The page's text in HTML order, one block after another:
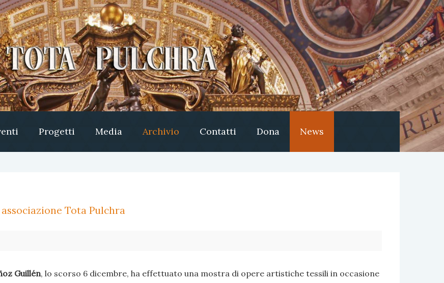
Progetti Media Archivio Contatti Dona News
Tota Pulchra
Guillén, lo scorso 6 dicembre, ha effettuato una mostra di opere artistiche tessili in occasione